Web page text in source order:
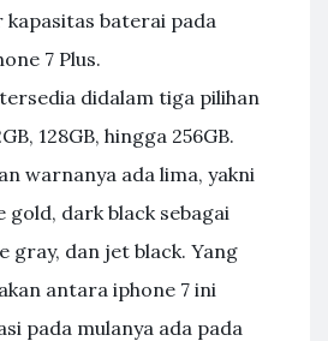
kapasitas baterai pada
7 Plus.
didalam tiga pilihan
128GB, hingga 256GB.
warnanya ada lima, yakni
gold, dark black sebagai
gray, dan jet black. Yang
antara iphone 7 ini
pada mulanya ada pada